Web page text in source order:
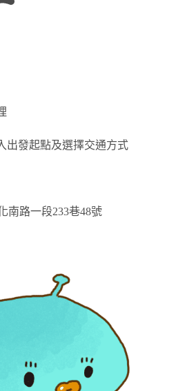
出發起點及選擇交通方式
南路一段233巷48號